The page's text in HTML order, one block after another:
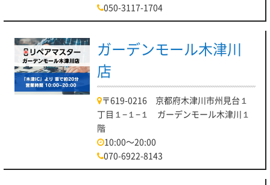
050-3117-1704
ガーデンモール木津川
店
〒619-0216 京都府木津川市州見台１
丁目１−１−１ ガーデンモール木津川１
階
10:00～20:00
070-6922-8143